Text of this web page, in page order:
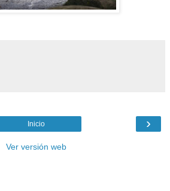
›
Inicio
Ver versión web